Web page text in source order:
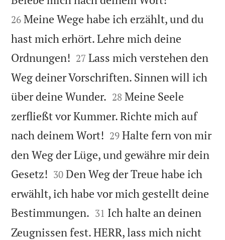
26 Meine Wege habe ich erzählt, und du
hast mich erhört. Lehre mich deine
Ordnungen! 

27 Lass mich verstehen den
Weg deiner Vorschriften. Sinnen will ich
über deine Wunder. 

28 Meine Seele
zerfließt vor Kummer. Richte mich auf
nach deinem Wort! 

29 Halte fern von mir
den Weg der Lüge, und gewähre mir dein
Gesetz! 

30 Den Weg der Treue habe ich
erwählt, ich habe vor mich gestellt deine
Bestimmungen. 

31 Ich halte an deinen
Zeugnissen fest. HERR, lass mich nicht